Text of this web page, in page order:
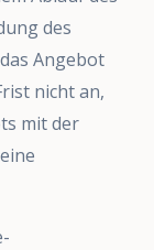
des
Angebot
nicht an,
mit der